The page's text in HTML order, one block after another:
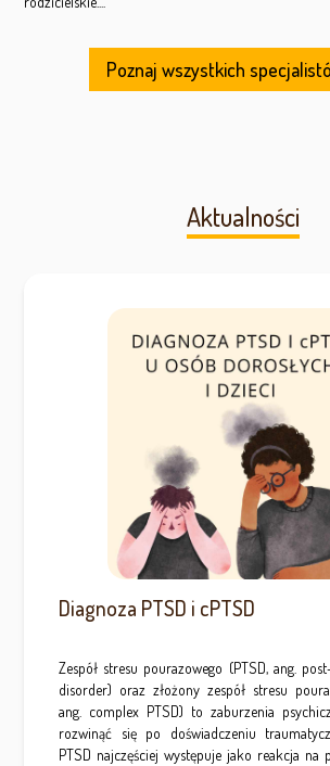
Poznaj wszystkich
Aktualności
Diagnoza PTSD i cPTSD
Zespół stresu pourazowego (PTSD, ang.
disorder) oraz złożony zespół stresu
ang. complex PTSD) to zaburzenia
rozwinąć się po doświadczeniu
PTSD najczęściej występuje jako reakcja na